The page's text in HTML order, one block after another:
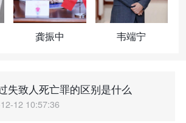
龚振中 韦端宁
失致人死亡罪的区别是什么
12 10:57:36